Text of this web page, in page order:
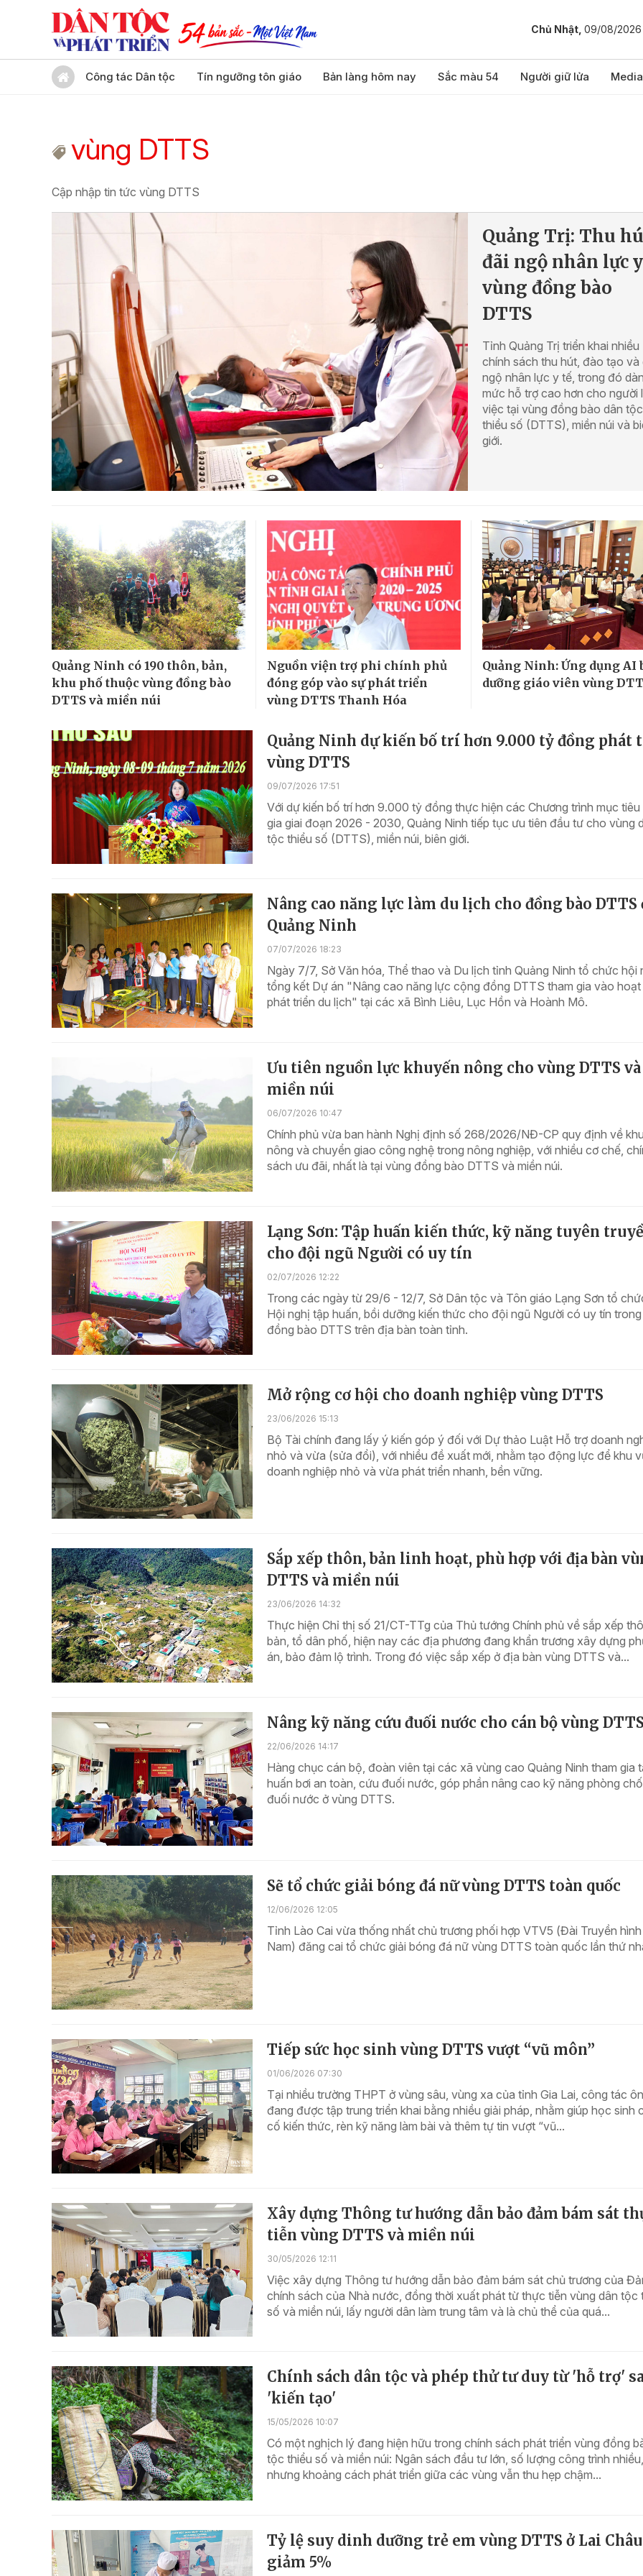
Chủ Nhật, 09/08/2026
Công tác Dân tộc Tín ngưỡng tôn giáo Bản làng hôm nay Sắc màu 54 Người giữ lửa Media
vùng DTTS
Cập nhập tin tức vùng DTTS
Quảng Trị: Thu
đãi ngộ nhân lực
vùng đồng bào
DTTS
Tỉnh Quảng Trị triển khai nhiều
chính sách thu hút, đào tạo và
ngộ nhân lực y tế, trong đó
mức hỗ trợ cao hơn cho người
việc tại vùng đồng bào dân tộc
thiểu số (DTTS), miền núi và
giới.
Quảng Ninh có 190 thôn, bản,
khu phố thuộc vùng đồng bào
DTTS và miền núi
Nguồn viện trợ phi chính phủ
đóng góp vào sự phát triển
vùng DTTS Thanh Hóa
Quảng Ninh: Ứng dụng AI
dưỡng giáo viên vùng
Quảng Ninh dự kiến bố trí hơn 9.000 tỷ đồng phát
vùng DTTS
09/07/2026 17:51
Với dự kiến bố trí hơn 9.000 tỷ đồng thực hiện các Chương trình mục
gia giai đoạn 2026 - 2030, Quảng Ninh tiếp tục ưu tiên đầu tư cho vùng
tộc thiểu số (DTTS), miền núi, biên giới.
Nâng cao năng lực làm du lịch cho đồng bào DTTS
Quảng Ninh
07/07/2026 18:23
Ngày 7/7, Sở Văn hóa, Thể thao và Du lịch tỉnh Quảng Ninh tổ chức hội
tổng kết Dự án "Nâng cao năng lực cộng đồng DTTS tham gia vào
phát triển du lịch" tại các xã Bình Liêu, Lục Hồn và Hoành Mô.
Ưu tiên nguồn lực khuyến nông cho vùng DTTS và
miền núi
06/07/2026 10:47
Chính phủ vừa ban hành Nghị định số 268/2026/NĐ-CP quy định về
nông và chuyển giao công nghệ trong nông nghiệp, với nhiều cơ chế,
sách ưu đãi, nhất là tại vùng đồng bào DTTS và miền núi.
Lạng Sơn: Tập huấn kiến thức, kỹ năng tuyên
cho đội ngũ Người có uy tín
02/07/2026 12:22
Trong các ngày từ 29/6 - 12/7, Sở Dân tộc và Tôn giáo Lạng Sơn tổ
Hội nghị tập huấn, bồi dưỡng kiến thức cho đội ngũ Người có uy tín
đồng bào DTTS trên địa bàn toàn tỉnh.
Mở rộng cơ hội cho doanh nghiệp vùng DTTS
23/06/2026 15:13
Bộ Tài chính đang lấy ý kiến góp ý đối với Dự thảo Luật Hỗ trợ doanh
nhỏ và vừa (sửa đổi), với nhiều đề xuất mới, nhằm tạo động lực để khu
doanh nghiệp nhỏ và vừa phát triển nhanh, bền vững.
Sắp xếp thôn, bản linh hoạt, phù hợp với địa bàn
DTTS và miền núi
23/06/2026 14:32
Thực hiện Chỉ thị số 21/CT-TTg của Thủ tướng Chính phủ về sắp xếp
bản, tổ dân phố, hiện nay các địa phương đang khẩn trương xây dựng
án, bảo đảm lộ trình. Trong đó việc sắp xếp ở địa bàn vùng DTTS và...
Nâng kỹ năng cứu đuối nước cho cán bộ vùng DTTS
22/06/2026 14:17
Hàng chục cán bộ, đoàn viên tại các xã vùng cao Quảng Ninh tham gia
huấn bơi an toàn, cứu đuối nước, góp phần nâng cao kỹ năng phòng
đuối nước ở vùng DTTS.
Sẽ tổ chức giải bóng đá nữ vùng DTTS toàn quốc
12/06/2026 12:05
Tỉnh Lào Cai vừa thống nhất chủ trương phối hợp VTV5 (Đài Truyền
Nam) đăng cai tổ chức giải bóng đá nữ vùng DTTS toàn quốc lần thứ
Tiếp sức học sinh vùng DTTS vượt “vũ môn”
01/06/2026 07:30
Tại nhiều trường THPT ở vùng sâu, vùng xa của tỉnh Gia Lai, công tác
đang được tập trung triển khai bằng nhiều giải pháp, nhằm giúp học sinh
cố kiến thức, rèn kỹ năng làm bài và thêm tự tin vượt “vũ...
Xây dựng Thông tư hướng dẫn bảo đảm bám sát
tiễn vùng DTTS và miền núi
30/05/2026 12:11
Việc xây dựng Thông tư hướng dẫn bảo đảm bám sát chủ trương của
chính sách của Nhà nước, đồng thời xuất phát từ thực tiễn vùng dân tộc
số và miền núi, lấy người dân làm trung tâm và là chủ thể của quá...
Chính sách dân tộc và phép thử tư duy từ 'hỗ trợ'
'kiến tạo'
15/05/2026 10:07
Có một nghịch lý đang hiện hữu trong chính sách phát triển vùng đồng
tộc thiểu số và miền núi: Ngân sách đầu tư lớn, số lượng công trình nhiều,
nhưng khoảng cách phát triển giữa các vùng vẫn thu hẹp chậm...
Tỷ lệ suy dinh dưỡng trẻ em vùng DTTS ở Lai Châu
giảm 5%